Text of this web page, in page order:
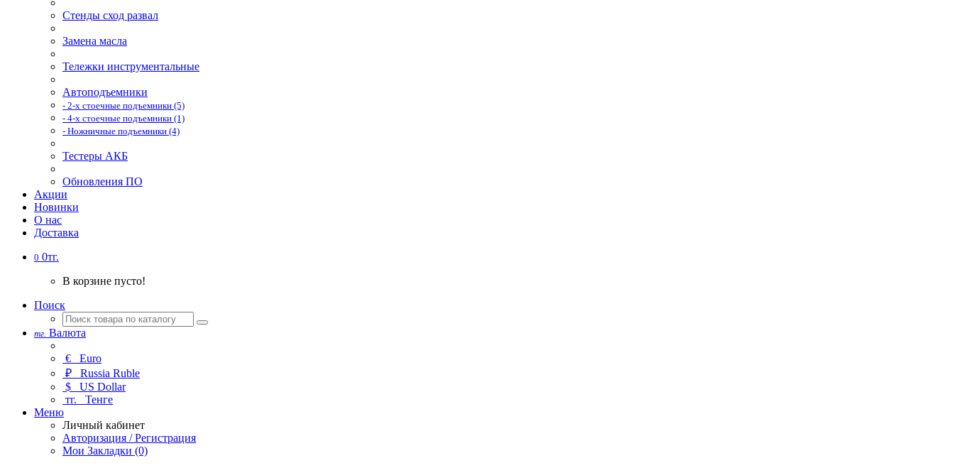
Стенды сход развал
Замена масла
Тележки инструментальные
Автоподъемники
- 2-х стоечные подъемники (5)
- 4-х стоечные подъемники (1)
- Ножничные подъемники (4)
Тестеры АКБ
Обновления ПО
Акции
Новинки
О нас
Доставка
0 0тг.
В корзине пусто!
Поиск
тг. Валюта
€ Euro
₽ Russia Ruble
$ US Dollar
тг. Тенге
Меню
Личный кабинет
Авторизация / Регистрация
Мои Закладки (0)